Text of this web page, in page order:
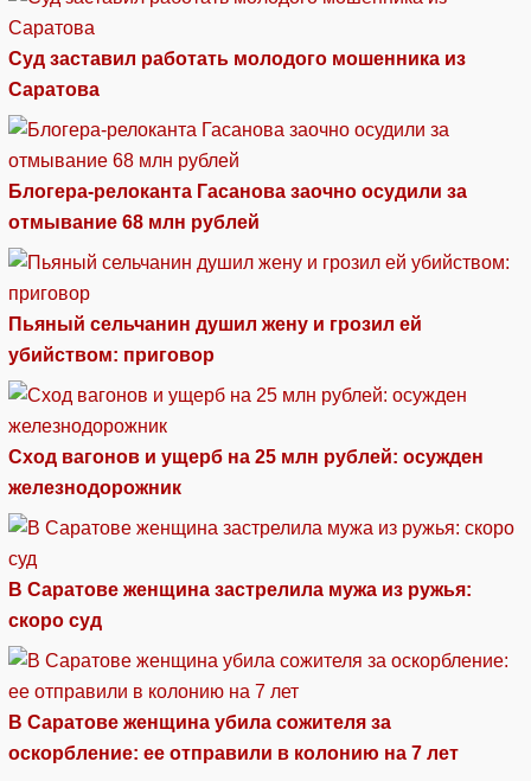
Суд заставил работать молодого мошенника из
Саратова
Блогера-релоканта Гасанова заочно осудили за
отмывание 68 млн рублей
Пьяный сельчанин душил жену и грозил ей
убийством: приговор
Сход вагонов и ущерб на 25 млн рублей: осужден
железнодорожник
В Саратове женщина застрелила мужа из ружья:
скоро суд
В Саратове женщина убила сожителя за
оскорбление: ее отправили в колонию на 7 лет